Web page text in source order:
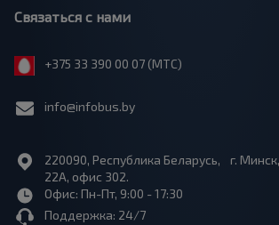
Связаться с нами
+375 33 390 00 07 (МТС)
info@infobus.by
220090, Республика Беларусь, г.
22А, офис 302.
Офис: Пн-Пт, 9:00 - 17:30
Поддержка: 24/7